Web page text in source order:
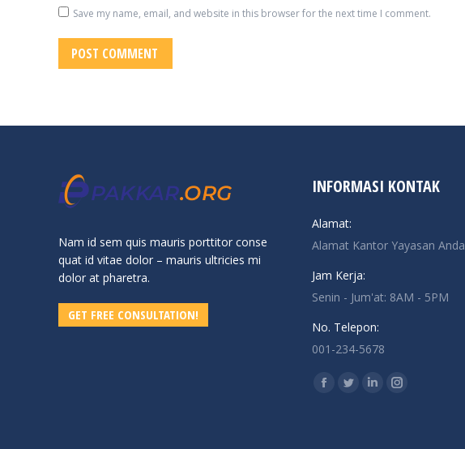
Save my name, email, and website in this browser for the next time I comment.
POST COMMENT
Nam id sem quis mauris porttitor conse
quat id vitae dolor – mauris ultricies mi
dolor at pharetra.
GET FREE CONSULTATION!
INFORMASI KONTAK
Alamat:
Alamat Kantor Yayasan Anda
Jam Kerja:
Senin - Jum'at: 8AM - 5PM
No. Telepon:
001-234-5678
Find us on:
Facebook
TwitterLinkedinInstagram